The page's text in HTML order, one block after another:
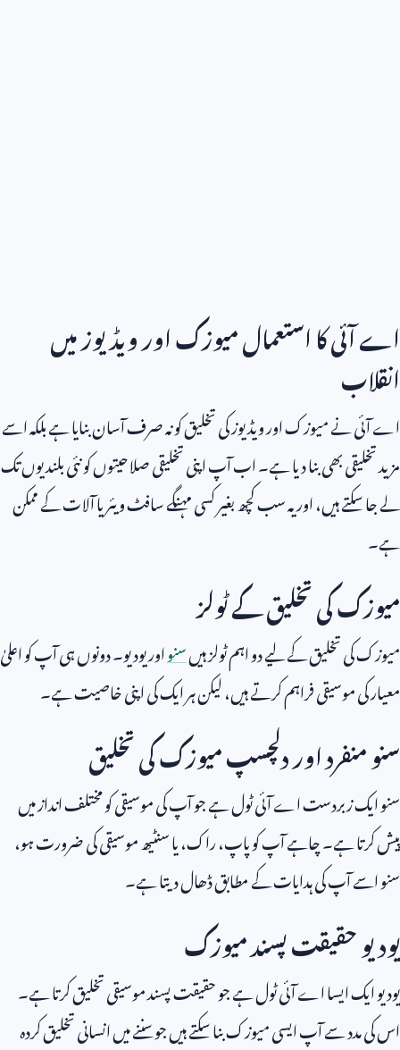
اے آئی کا استعمال میوزک اور ویڈیوز میں
انقلاب
اے آئی نے میوزک اور ویڈیوز کی تخلیق کو نہ صرف آسان بنایا ہے بلکہ اسے
مزید تخلیقی بھی بنا دیا ہے۔ اب آپ اپنی تخلیقی صلاحیتوں کو نئی بلندیوں تک
لے جا سکتے ہیں، اور یہ سب کچھ بغیر کسی مہنگے سافٹ ویئر یا آلات کے ممکن
ہے۔
میوزک کی تخلیق کے ٹولز
میوزک کی تخلیق کے لیے دو اہم ٹولز ہیںسنواور یودیو۔ دونوں ہی آپ کو اعلیٰ
معیار کی موسیقی فراہم کرتے ہیں، لیکن ہر ایک کی اپنی خاصیت ہے۔
سنو منفرد اور دلچسپ میوزک کی تخلیق
سنو ایک زبردست اے آئی ٹول ہے جو آپ کی موسیقی کو مختلف انداز میں
پیش کرتا ہے۔ چاہے آپ کو پاپ، راک، یا سنٹیھ موسیقی کی ضرورت ہو،
سنو اسے آپ کی ہدایات کے مطابق ڈھال دیتا ہے۔
یودیو حقیقت پسند میوزک
یودیو ایک ایسا اے آئی ٹول ہے جو حقیقت پسند موسیقی تخلیق کرتا ہے۔
اس کی مدد سے آپ ایسی میوزک بنا سکتے ہیں جو سننے میں انسانی تخلیق کردہ